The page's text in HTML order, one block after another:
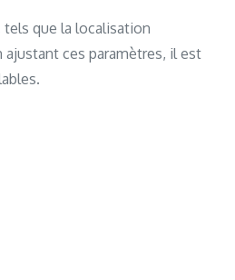
tels que la localisation
ces paramètres, il est